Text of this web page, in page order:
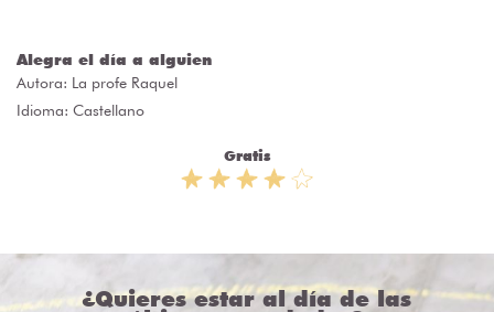
Alegra el día a alguien
Autora: La profe Raquel
Idioma: Castellano
Gratis
¿Quieres estar al día de las